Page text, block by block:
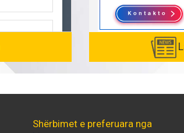
Shërbimet e preferuara nga